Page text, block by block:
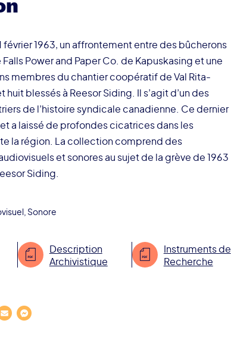
février 1963, un affrontement entre des bûcherons
Power and Paper Co. de Kapuskasing et une
membres du chantier coopératif de Val Rita-
huit blessés à Reesor Siding. Il s’agit d’un des
de l’histoire syndicale canadienne. Ce dernier
a laissé de profondes cicatrices dans les
la région. La collection comprend des
et sonores au sujet de la grève de 1963
Siding.
, Sonore
Description
Archivistique
Instruments de
Recherche